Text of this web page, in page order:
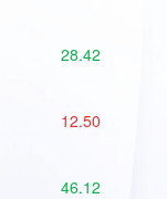
28.42
12.50
46.12